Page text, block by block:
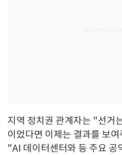
지역 정치권 관계자는 "선거
이었다면 이제는 결과를 보
"AI 데이터센터와 등 주요 공